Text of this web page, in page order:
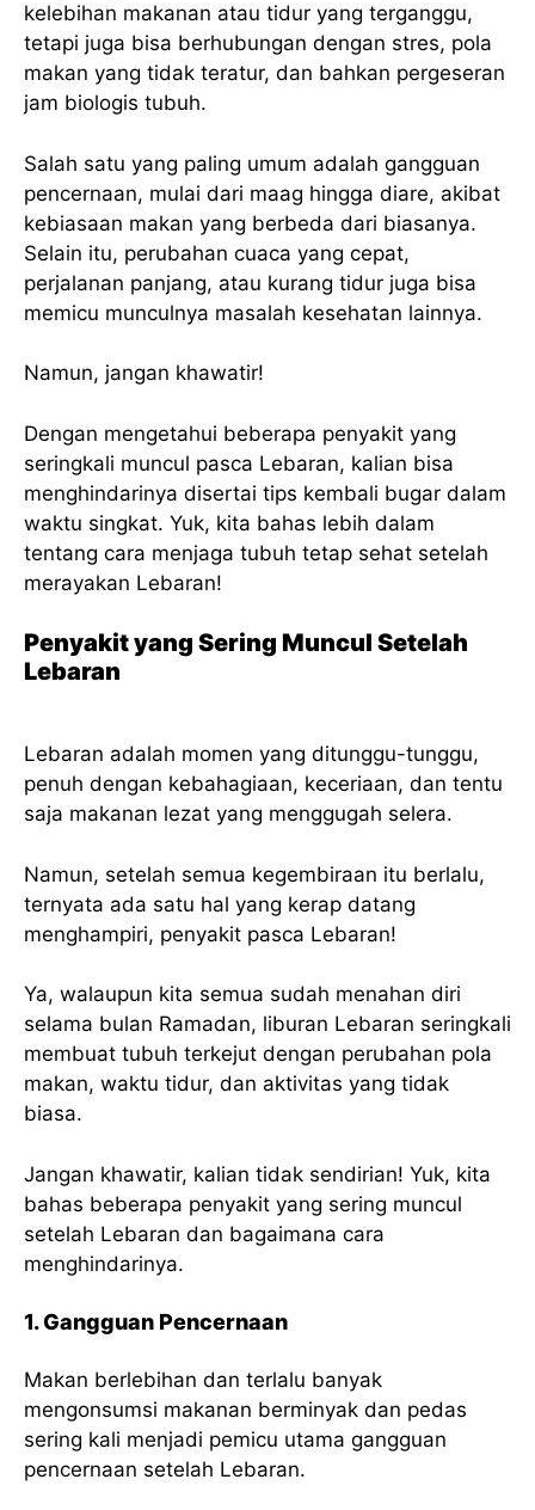
kelebihan makanan atau tidur yang terganggu,
tetapi juga bisa berhubungan dengan stres, pola
makan yang tidak teratur, dan bahkan pergeseran
jam biologis tubuh.
Salah satu yang paling umum adalah gangguan
pencernaan, mulai dari maag hingga diare, akibat
kebiasaan makan yang berbeda dari biasanya.
Selain itu, perubahan cuaca yang cepat,
perjalanan panjang, atau kurang tidur juga bisa
memicu munculnya masalah kesehatan lainnya.
Namun, jangan khawatir!
Dengan mengetahui beberapa penyakit yang
seringkali muncul pasca Lebaran, kalian bisa
menghindarinya disertai tips kembali bugar dalam
waktu singkat. Yuk, kita bahas lebih dalam
tentang cara menjaga tubuh tetap sehat setelah
merayakan Lebaran!
Penyakit yang Sering Muncul Setelah
Lebaran
Lebaran adalah momen yang ditunggu-tunggu,
penuh dengan kebahagiaan, keceriaan, dan tentu
saja makanan lezat yang menggugah selera.
Namun, setelah semua kegembiraan itu berlalu,
ternyata ada satu hal yang kerap datang
menghampiri, penyakit pasca Lebaran!
Ya, walaupun kita semua sudah menahan diri
selama bulan Ramadan, liburan Lebaran seringkali
membuat tubuh terkejut dengan perubahan pola
makan, waktu tidur, dan aktivitas yang tidak
biasa.
Jangan khawatir, kalian tidak sendirian! Yuk, kita
bahas beberapa penyakit yang sering muncul
setelah Lebaran dan bagaimana cara
menghindarinya.
1. Gangguan Pencernaan
Makan berlebihan dan terlalu banyak
mengonsumsi makanan berminyak dan pedas
sering kali menjadi pemicu utama gangguan
pencernaan setelah Lebaran.